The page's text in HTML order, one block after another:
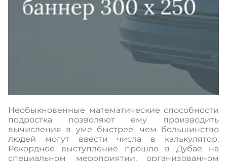
Необыкновенные математические способности
подростка позволяют ему производить
вычисления в уме быстрее, чем большинство
людей могут ввести числа в калькулятор.
Рекордное выступление прошло в Дубае на
специальном мероприятии, организованном